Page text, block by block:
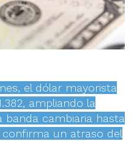
el dólar mayorista
ampliando la
cambiaria hasta
confirma un atraso del